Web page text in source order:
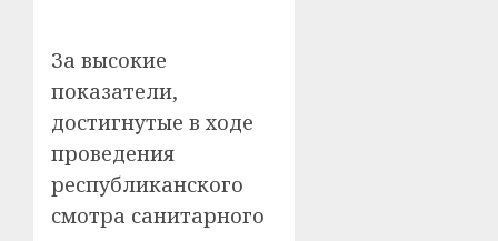
За высокие
показатели,
достигнутые в ходе
проведения
республиканского
смотра санитарного